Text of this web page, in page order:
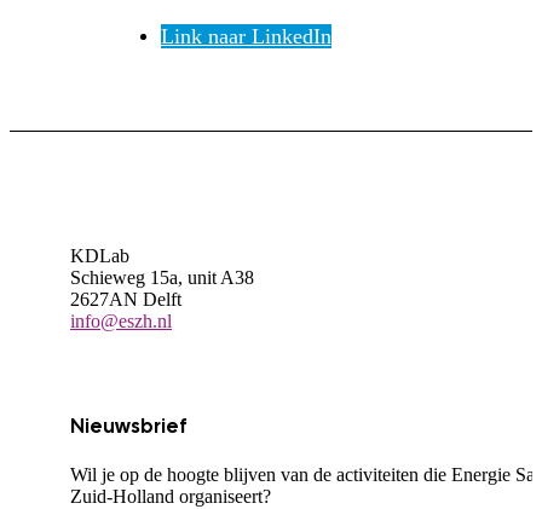
Link naar LinkedIn
KDLab
Schieweg 15a, unit A38
2627AN Delft
info@eszh.nl
Nieuwsbrief
Wil je op de hoogte blijven van de activiteiten die Energie
Zuid-Holland organiseert?